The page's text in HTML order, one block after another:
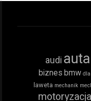
audi auta
biznes bmw
laweta mechanik
motoryzacja